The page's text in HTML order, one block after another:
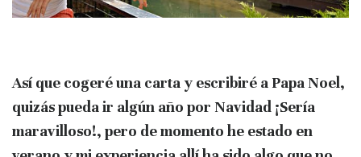
Así que cogeré una carta y escribiré a Papa Noel,
quizás pueda ir algún año por Navidad ¡Sería
maravilloso!, pero de momento he estado en